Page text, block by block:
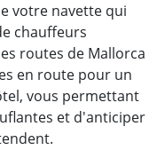
votre navette qui
chauffeurs
routes de Mallorca
en route pour un
vous permettant
et d'anticiper